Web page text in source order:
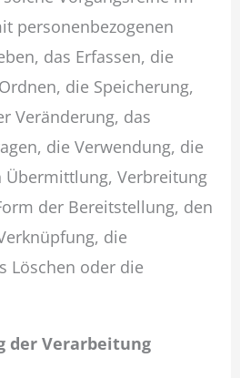
personenbezogenen
das Erfassen, die
die Speicherung,
Veränderung, das
die Verwendung, die
Übermittlung, Verbreitung
der Bereitstellung, den
die
Löschen oder die
der Verarbeitung